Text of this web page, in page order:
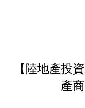
【陸地產投
產